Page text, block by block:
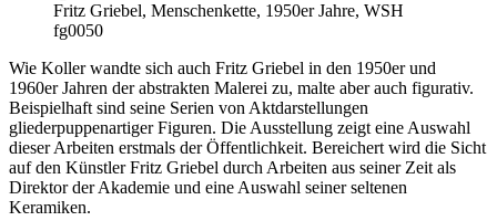
Fritz Griebel, Menschenkette, 1950er Jahre, WSH
fg0050
Wie Koller wandte sich auch Fritz Griebel in den 1950er und
1960er Jahren der abstrakten Malerei zu, malte aber auch figurativ.
Beispielhaft sind seine Serien von Aktdarstellungen
gliederpuppenartiger Figuren. Die Ausstellung zeigt eine Auswahl
dieser Arbeiten erstmals der Öffentlichkeit. Bereichert wird die Sicht
auf den Künstler Fritz Griebel durch Arbeiten aus seiner Zeit als
Direktor der Akademie und eine Auswahl seiner seltenen
Keramiken.